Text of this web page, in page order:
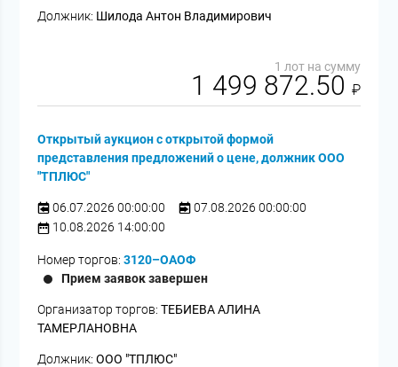
Должник: Шилода Антон Владимирович
1 лот на сумму
1 499 872.50 ₽
Открытый аукцион с открытой формой
представления предложений о цене, должник ООО
"ТПЛЮС"
06.07.2026 00:00:00
07.08.2026 00:00:00
10.08.2026 14:00:00
Номер торгов:3120–ОАОФ
Прием заявок завершен
Организатор торгов:ТЕБИЕВА АЛИНА
ТАМЕРЛАНОВНА
Должник:ООО "ТПЛЮС"